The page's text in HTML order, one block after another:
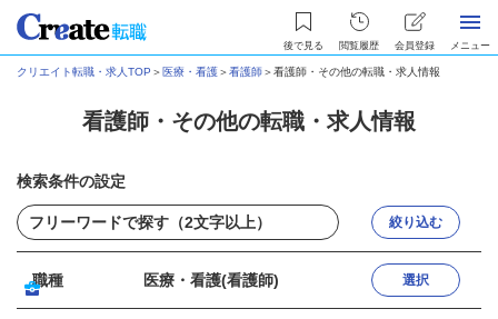
後で見る 閲覧履歴 会員登録 メニュー
クリエイト転職・求人TOP ＞ 医療・看護＞看護師＞看護師・その他の転職・求人情報
看護師・その他の転職・求人情報
検索条件の設定
絞り込む
職種 医療・看護(看護師) 選択